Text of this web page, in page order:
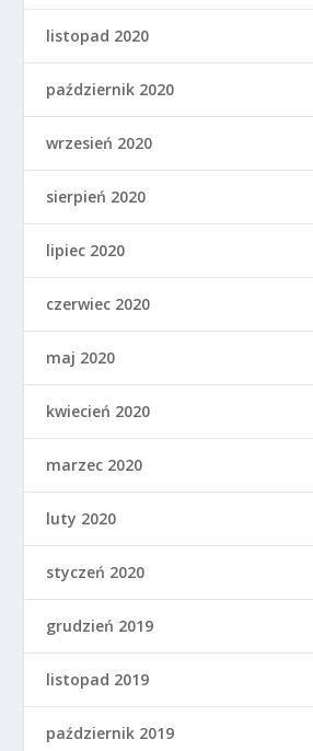
listopad 2020
październik 2020
wrzesień 2020
sierpień 2020
lipiec 2020
czerwiec 2020
maj 2020
kwiecień 2020
marzec 2020
luty 2020
styczeń 2020
grudzień 2019
listopad 2019
październik 2019